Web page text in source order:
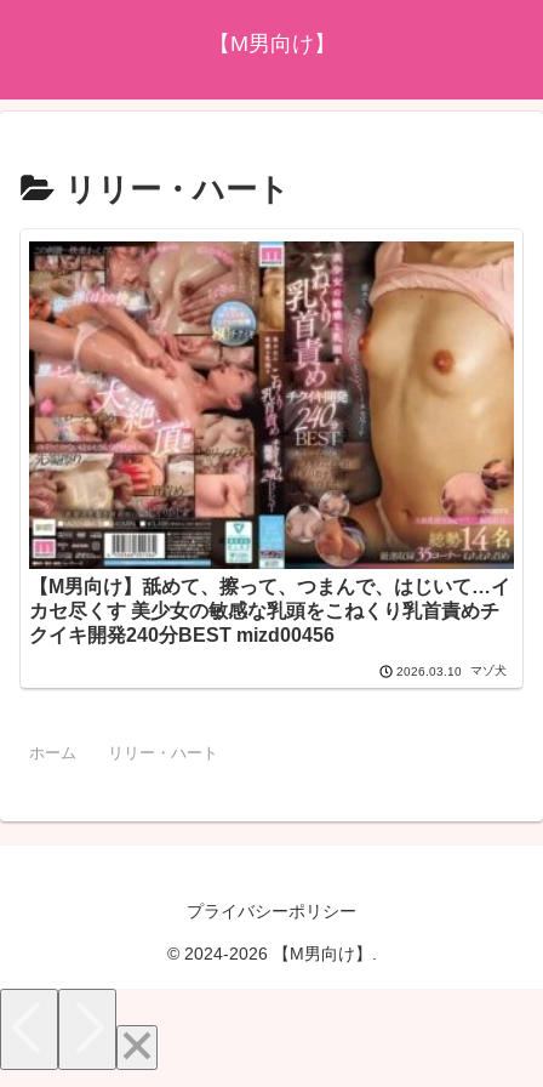
【M男向け】
リリー・ハート
【M男向け】舐めて、擦って、つまんで、はじいて…イ
カセ尽くす 美少女の敏感な乳頭をこねくり乳首責めチ
クイキ開発240分BEST mizd00456
2026.03.10 マゾ犬
ホーム リリー・ハート
プライバシーポリシー
© 2024-2026 【M男向け】.